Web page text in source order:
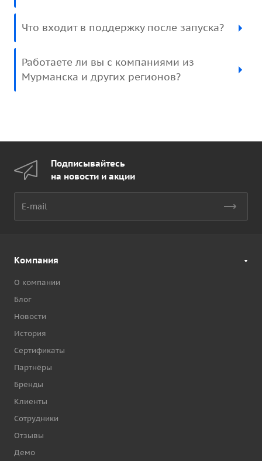
Что входит в поддержку после запуска?
Работаете ли вы с компаниями из
Мурманска и других регионов?
Подписывайтесь
на новости и акции
Компания
О компании
Блог
Новости
История
Сертификаты
Партнёры
Бренды
Клиенты
Сотрудники
Отзывы
Демо